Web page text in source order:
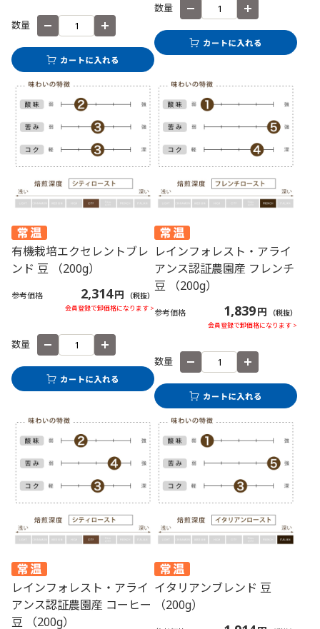
数量
数量
有機栽培エクセレントブレ
ンド 豆 （200g）
参考価格 2,314円 （税抜）
会員登録で卸価格になります >
数量
レインフォレスト・アライ
アンス認証農園産 フレンチ
豆 （200g）
参考価格 1,839円 （税抜）
会員登録で卸価格になります >
数量
レインフォレスト・アライ
アンス認証農園産 コーヒー
豆 （200g）
イタリアンブレンド 豆
（200g）